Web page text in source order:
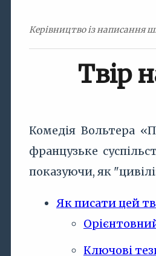
Керівництво із написання
Твір
Комедія Вольтера
французьке
показуючи, як
Як писати цей
Ключові